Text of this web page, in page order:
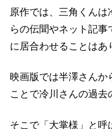
原作では、三角くん
らの伝聞やネット記
に居合わせることはあ
映画版では半澤さんか
ことで冷川さんの過去
そこで「大掌様」と呼